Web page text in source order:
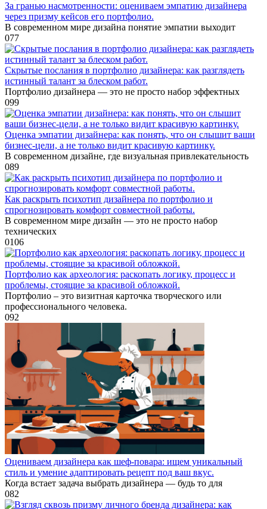
За гранью насмотренности: оцениваем эмпатию дизайнера
через призму кейсов его портфолио.
В современном мире дизайна понятие эмпатии выходит
077
Скрытые послания в портфолио дизайнера: как разглядеть
истинный талант за блеском работ.
Портфолио дизайнера — это не просто набор эффектных
099
Оценка эмпатии дизайнера: как понять, что он слышит ваши
бизнес-цели, а не только видит красивую картинку.
В современном дизайне, где визуальная привлекательность
089
Как раскрыть психотип дизайнера по портфолио и
спрогнозировать комфорт совместной работы.
В современном мире дизайн — это не просто набор
технических
0106
Портфолио как археология: раскопать логику, процесс и
проблемы, стоящие за красивой обложкой.
Портфолио – это визитная карточка творческого или
профессионального человека.
092
Оцениваем дизайнера как шеф-повара: ищем уникальный
стиль и умение адаптировать рецепт под ваш вкус.
Когда встает задача выбрать дизайнера — будь то для
082